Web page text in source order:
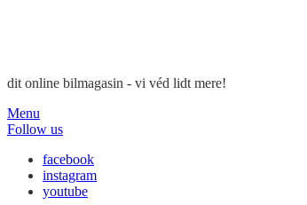
dit online bilmagasin - vi véd lidt mere!
Menu
Follow us
facebook
instagram
youtube